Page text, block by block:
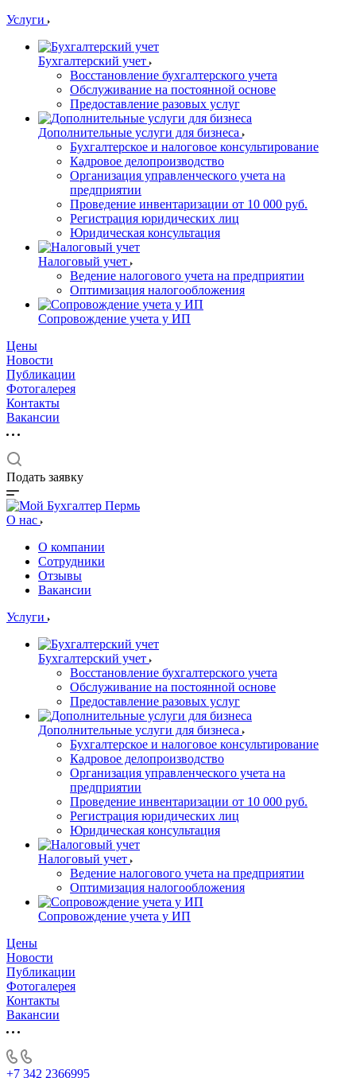
Услуги
Бухгалтерский учет
Восстановление бухгалтерского учета
Обслуживание на постоянной основе
Предоставление разовых услуг
Дополнительные услуги для бизнеса
Бухгалтерское и налоговое консультирование
Кадровое делопроизводство
Организация управленческого учета на
предприятии
Проведение инвентаризации от 10 000 руб.
Регистрация юридических лиц
Юридическая консультация
Налоговый учет
Ведение налогового учета на предприятии
Оптимизация налогообложения
Сопровождение учета у ИП
Цены
Новости
Публикации
Фотогалерея
Контакты
Вакансии
Подать заявку
О нас
О компании
Сотрудники
Отзывы
Вакансии
Услуги
Бухгалтерский учет
Восстановление бухгалтерского учета
Обслуживание на постоянной основе
Предоставление разовых услуг
Дополнительные услуги для бизнеса
Бухгалтерское и налоговое консультирование
Кадровое делопроизводство
Организация управленческого учета на
предприятии
Проведение инвентаризации от 10 000 руб.
Регистрация юридических лиц
Юридическая консультация
Налоговый учет
Ведение налогового учета на предприятии
Оптимизация налогообложения
Сопровождение учета у ИП
Цены
Новости
Публикации
Фотогалерея
Контакты
Вакансии
+7 342 2366995